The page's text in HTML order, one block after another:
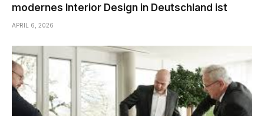
modernes Interior Design in Deutschland ist
APRIL 6, 2026